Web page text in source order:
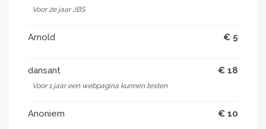
Voor 2e jaar JBS
Arnold € 5
dansant € 18
Voor 1 jaar een webpagina kunnen testen
Anoniem € 10